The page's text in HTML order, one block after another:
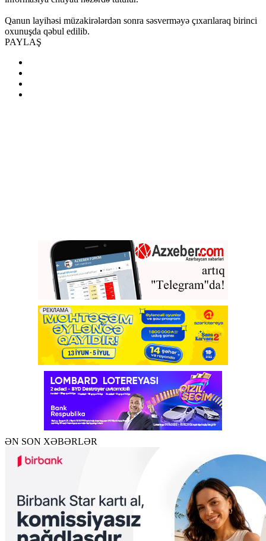
Qanun layihəsi müzakirələrdən sonra səsverməyə çıxarılaraq birinci
oxunuşda qəbul edilib.
PAYLAŞ
ƏN SON XƏBƏRLƏR